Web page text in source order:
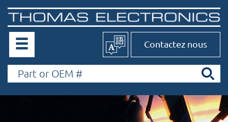
Contactez nous